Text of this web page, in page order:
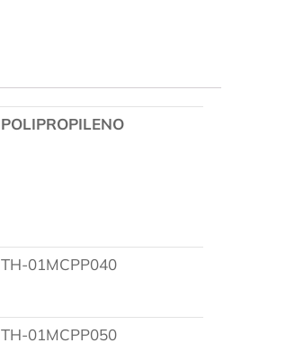
POLIPROPILENO
TH-01MCPP040
TH-01MCPP050